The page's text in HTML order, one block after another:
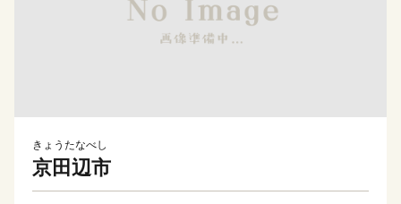
きょうたなべし
京田辺市